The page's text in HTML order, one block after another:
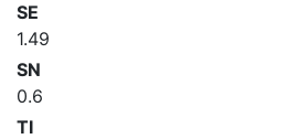
SE
1.49
SN
0.6
TI